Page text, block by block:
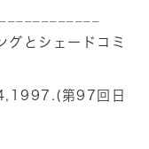
グとシェードコミ
第97回日